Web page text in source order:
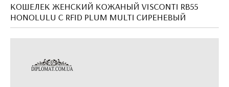
КОШЕЛЕК ЖЕНСКИЙ КОЖАНЫЙ VISCONTI RB55
HONOLULU C RFID PLUM MULTI СИРЕНЕВЫЙ